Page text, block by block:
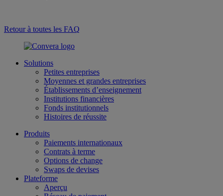
Retour à toutes les FAQ
Solutions
Petites entreprises
Moyennes et grandes entreprises
Établissements d’enseignement
Institutions financières
Fonds institutionnels
Histoires de réussite
Produits
Paiements internationaux
Contrats à terme
Options de change
Swaps de devises
Plateforme
Aperçu